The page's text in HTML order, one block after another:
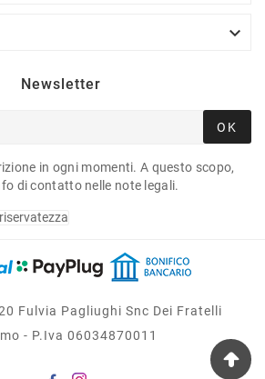

Newsletter
OK
in ogni momenti. A questo scopo,
di contatto nelle note legali.
Fulvia Pagliughi Snc Dei Fratelli
- P.Iva 06034870011